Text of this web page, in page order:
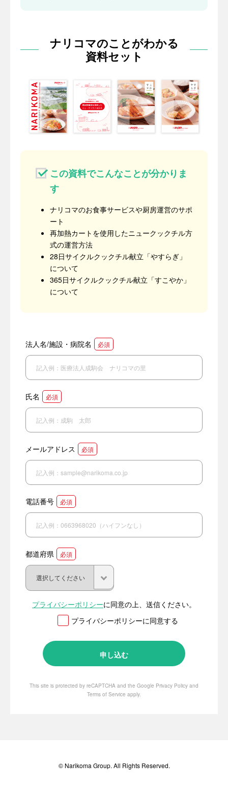
ナリコマのことがわかる
資料セット
この資料でこんなことが分かりま
す
ナリコマのお食事サービスや厨房運営のサポ
ート
再加熱カートを使用したニュークックチル方
式の運営方法
28日サイクルクックチル献立「やすらぎ」
について
365日サイクルクックチル献立「すこやか」
について
法人名/施設・病院名 必須
氏名 必須
メールアドレス 必須
電話番号 必須
都道府県 必須
プライバシーポリシーに同意の上、送信ください。
プライバシーポリシーに同意する
This site is protected by reCAPTCHA and the Google Privacy Policy and
Terms of Service apply.
© Narikoma Group. All Rights Reserved.